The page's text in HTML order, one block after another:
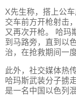
X先生称，搭上公
交车前方开枪射击
又再次开枪。 哈玛
到马路旁，直到以
治，在抢救期间一
此外，社交媒体热
哈玛斯武装分子掳
是一名中国以色列